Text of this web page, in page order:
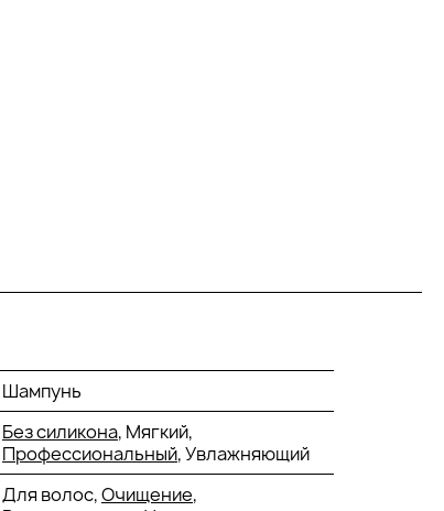
Шампунь
Без силикона, Мягкий,
Профессиональный, Увлажняющий
Для волос,Очищение,